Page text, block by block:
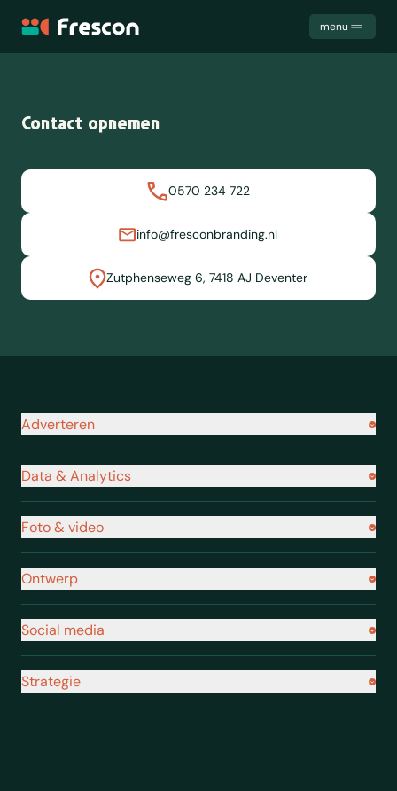
Frescon
Cases
Het team
Trainingen
Contact
menu
Contact opnemen
0570 234 722
info@fresconbranding.nl
Zutphenseweg 6, 7418 AJ Deventer
Navigatie footer
Adverteren
Data & Analytics
Foto & video
Ontwerp
Social media
Strategie